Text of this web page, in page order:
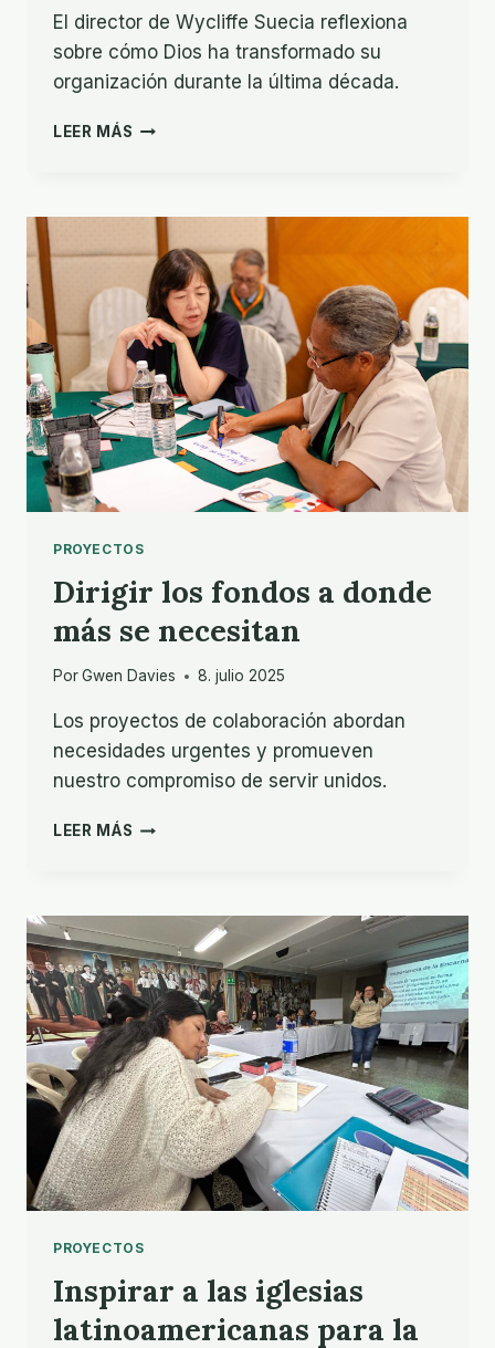
El director de Wycliffe Suecia reflexiona
sobre cómo Dios ha transformado su
organización durante la última década.
LEER MÁS UN
AMISTAD,
GENEROSIDAD
COLABORACIÓN
PROYECTOS
Dirigir los fondos a donde
más se necesitan
PorGwen Davies 8. julio 2025
Los proyectos de colaboración abordan
necesidades urgentes y promueven
nuestro compromiso de servir unidos.
LEER MÁS DIRIGIR
DONDE
MÁS
SE
NECESITAN
PROYECTOS
Inspirar a las iglesias
latinoamericanas para la